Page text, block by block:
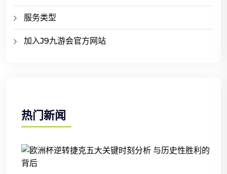
服务类型
加入J9九游会官方网站
热门新闻